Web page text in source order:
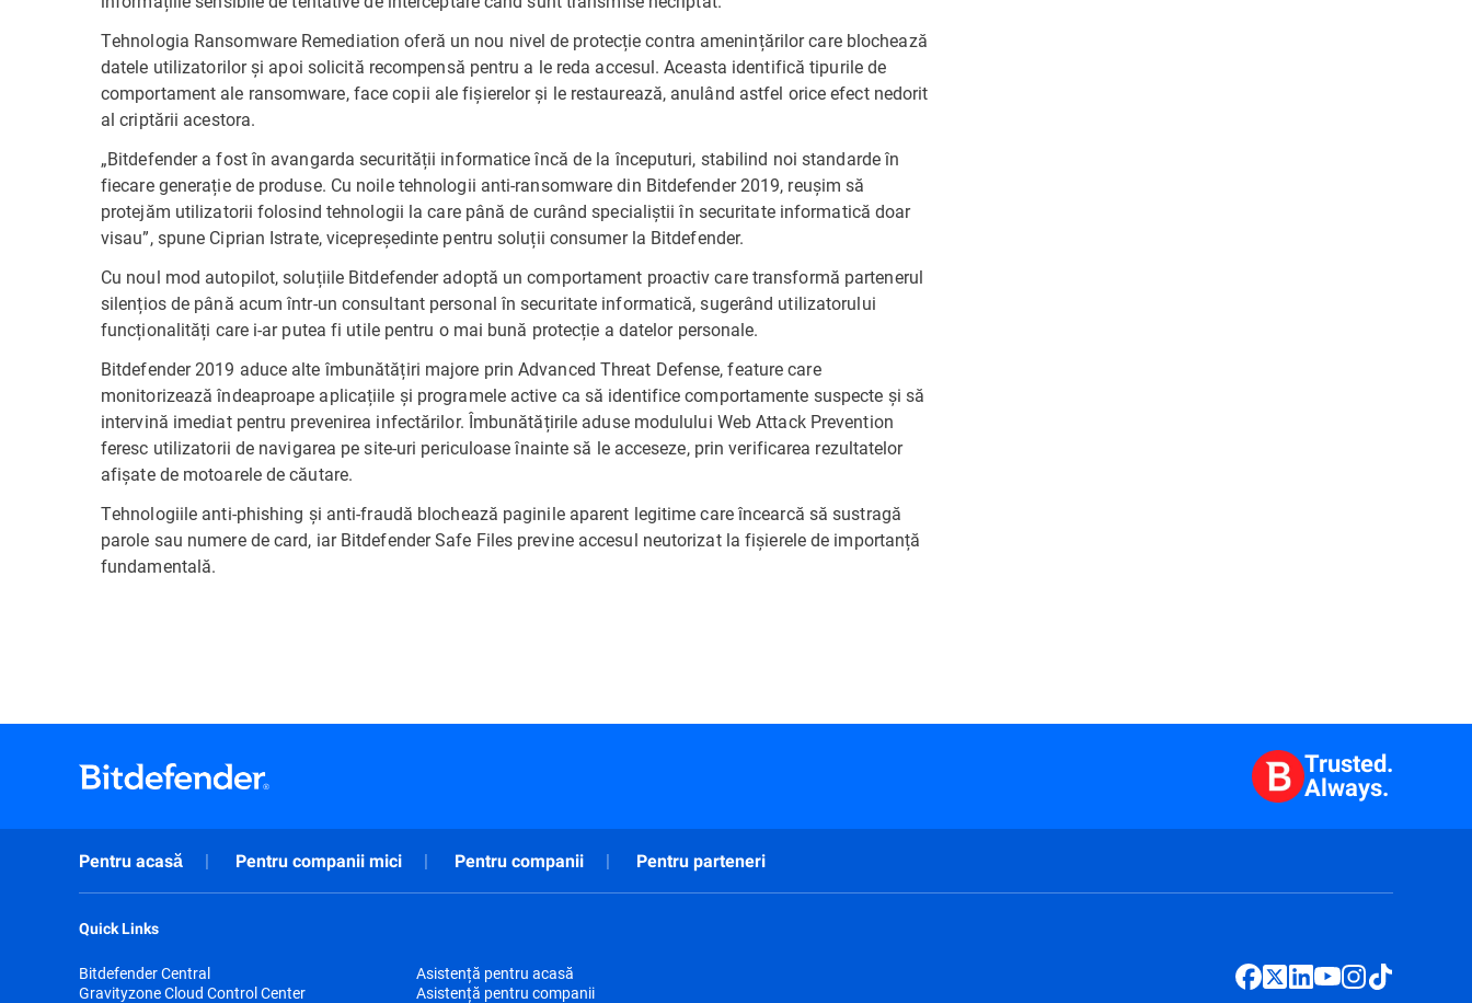
Tehnologia Ransomware Remediation oferă un nou nivel de protecție contra amenințărilor care blochează
datele utilizatorilor și apoi solicită recompensă pentru a le reda accesul. Aceasta identifică tipurile de
comportament ale ransomware, face copii ale fișierelor și le restaurează, anulând astfel orice efect nedorit
al criptării acestora.
„Bitdefender a fost în avangarda securității informatice încă de la începuturi, stabilind noi standarde în
fiecare generație de produse. Cu noile tehnologii anti-ransomware din Bitdefender 2019, reușim să
protejăm utilizatorii folosind tehnologii la care până de curând specialiștii în securitate informatică doar
visau”, spune Ciprian Istrate, vicepreședinte pentru soluții consumer la Bitdefender.
Cu noul mod autopilot, soluțiile Bitdefender adoptă un comportament proactiv care transformă partenerul
silențios de până acum într-un consultant personal în securitate informatică, sugerând utilizatorului
funcționalități care i-ar putea fi utile pentru o mai bună protecție a datelor personale.
Bitdefender 2019 aduce alte îmbunătățiri majore prin Advanced Threat Defense, feature care
monitorizează îndeaproape aplicațiile și programele active ca să identifice comportamente suspecte și să
intervină imediat pentru prevenirea infectărilor. Îmbunătățirile aduse modulului Web Attack Prevention
feresc utilizatorii de navigarea pe site-uri periculoase înainte să le acceseze, prin verificarea rezultatelor
afișate de motoarele de căutare.
Tehnologiile anti-phishing și anti-fraudă blochează paginile aparent legitime care încearcă să sustragă
parole sau numere de card, iar Bitdefender Safe Files previne accesul neutorizat la fișierele de importanță
fundamentală.
Trusted.
Always.
Pentru acasă Pentru companii mici Pentru companii Pentru parteneri
Quick Links
Bitdefender Central
Gravityzone Cloud Control Center
Asistență pentru acasă
Asistență pentru companii